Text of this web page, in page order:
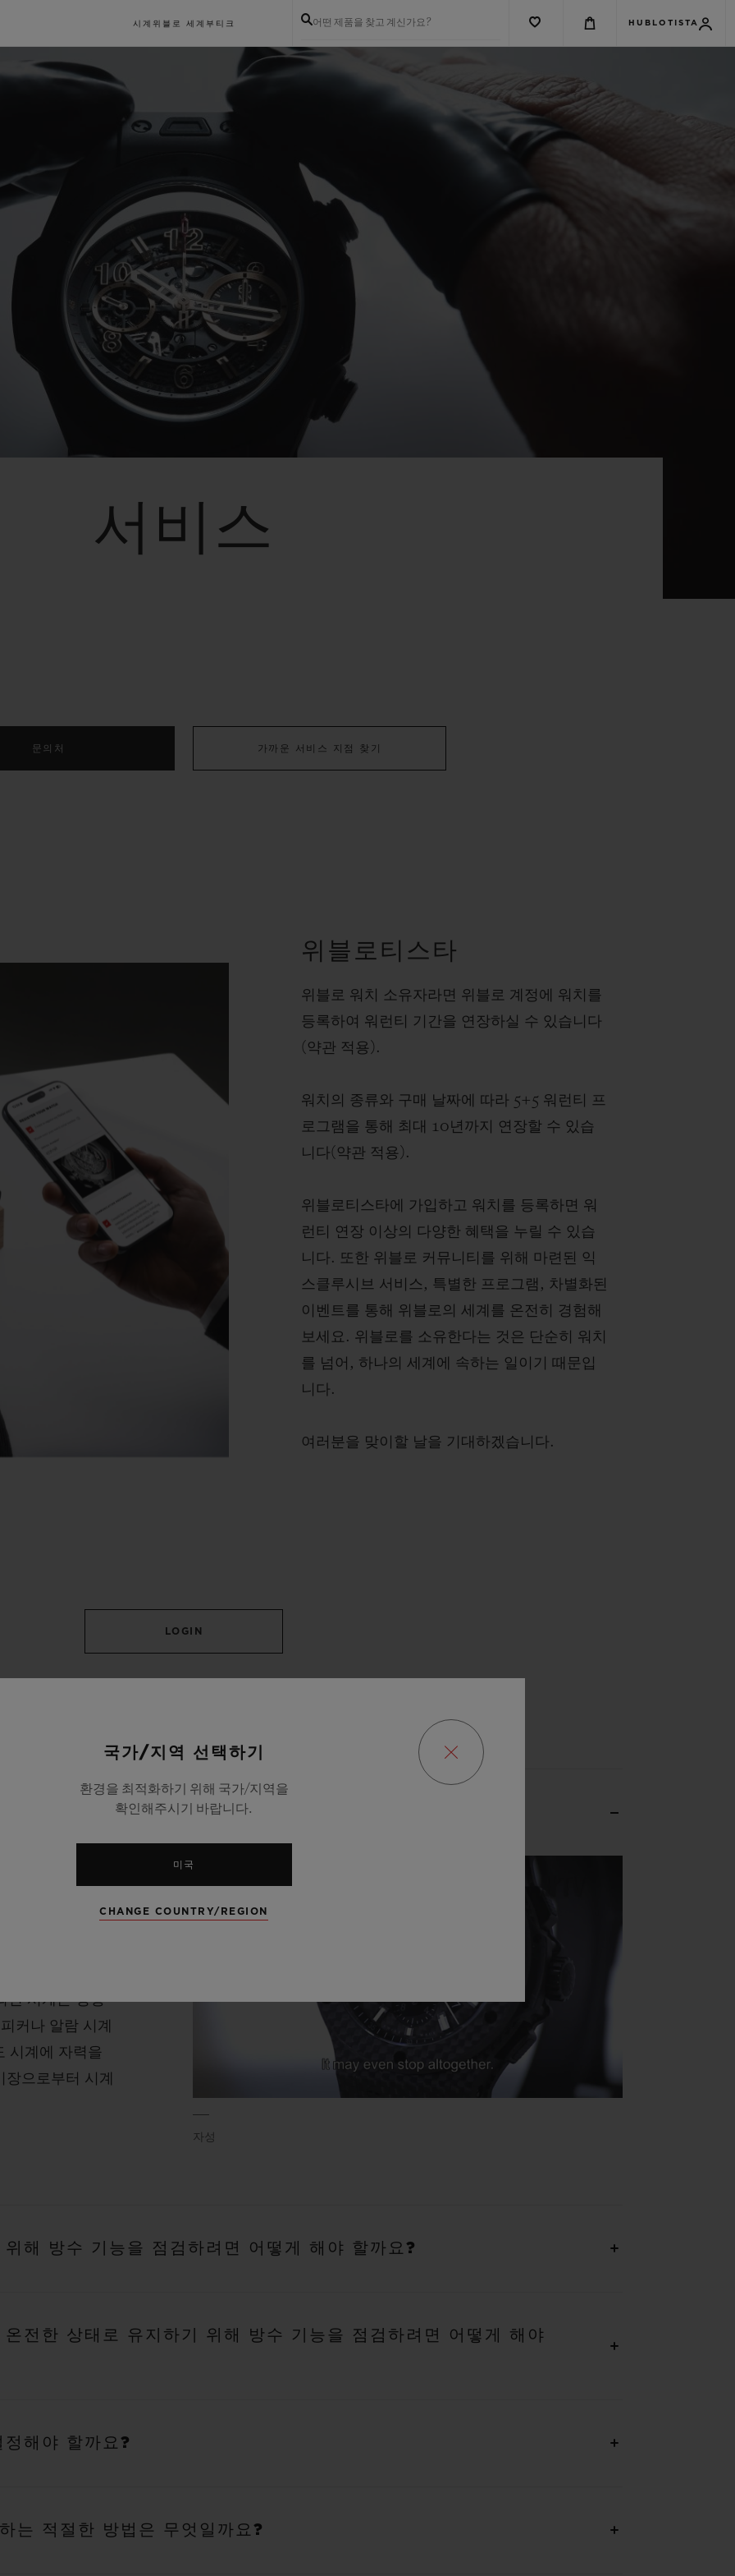
시계 위블로 세계 부티크 어떤 제품을 찾고 계신가요? HUBLOTISTA
서비스
문의처 가까운 서비스 지점 찾기
위블로티스타
위블로 워치 소유자라면 위블로 계정에 워치를
등록하여 워런티 기간을 연장하실 수 있습니다
(약관 적용).
워치의 종류와 구매 날짜에 따라 5+5 워런티 프
로그램을 통해 최대 10년까지 연장할 수 있습
니다(약관 적용).
위블로티스타에 가입하고 워치를 등록하면 워
런티 연장 이상의 다양한 혜택을 누릴 수 있습
니다. 또한 위블로 커뮤니티를 위해 마련된 익
스클루시브 서비스, 특별한 프로그램, 차별화된
이벤트를 통해 위블로의 세계를 온전히 경험해
보세요. 위블로를 소유한다는 것은 단순히 워치
를 넘어, 하나의 세계에 속하는 일이기 때문입
니다.
여러분을 맞이할 날을 기대하겠습니다.
LOGIN
려지거나 가속화
면 시계는 영향
커나 알람 시계
시계에 자력을
으로부터 시계
Play
Video
자성
해 방수 기능을 점검하려면 어떻게 해야 할까요?
전한 상태로 유지하기 위해 방수 기능을 점검하려면 어떻게 해야
해야 할까요?
는 적절한 방법은 무엇일까요?
국가/지역 선택하기
환경을 최적화하기 위해 국가/지역을
확인해주시기 바랍니다.
미국
CHANGE COUNTRY/REGION
피치 세라믹
스피릿 오브 빅뱅
에센셜 토프
온라인 익스클루시브
무료 배송 & 반품